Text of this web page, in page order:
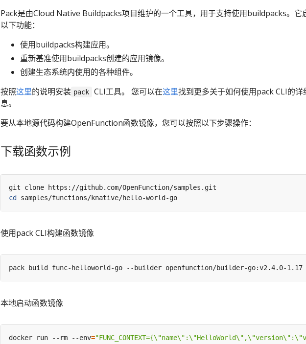
Pack是由Cloud Native Buildpacks项目维护的一个工具，用于支持使用buildpacks。它
以下功能：
使用buildpacks构建应用。
重新基准使用buildpacks创建的应用镜像。
创建生态系统内使用的各种组件。
按照这里的说明安装 pack CLI工具。 您可以在这里找到更多关于如何使用pack CLI的详
息。
要从本地源代码构建OpenFunction函数镜像，您可以按照以下步骤操作：
下载函数示例
cd
使用pack CLI构建函数镜像
pack build func-helloworld-go --builder openfunction/builder-go:v2.4.0-
本地启动函数镜像
docker run --rm --env=